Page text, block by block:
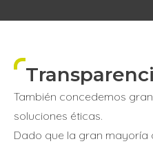
También concedemos
soluciones éticas.
Dado que la gran mayoría